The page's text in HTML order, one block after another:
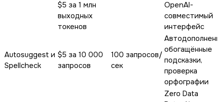
$5 за 1 млн
выходных
токенов
OpenAI-
совместимый
интерфейс
Autosuggest и
Spellcheck
$5 за 10 000
запросов
100 запросов/
сек
обогащённые
подсказки,
проверка
орфографии
Zero Data